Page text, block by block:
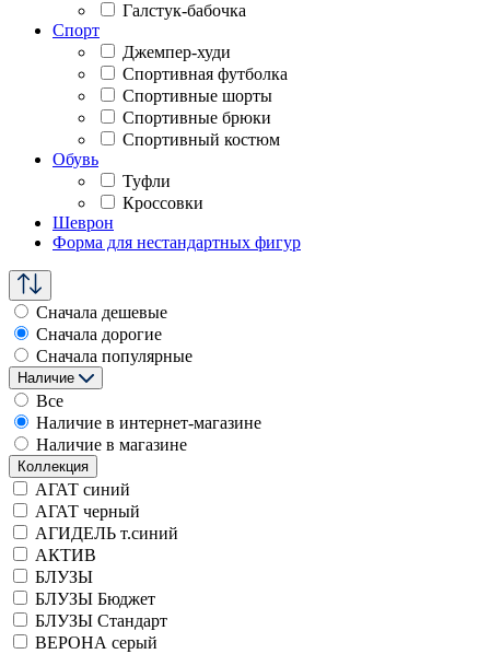
Галстук-бабочка
Спорт
Джемпер-худи
Спортивная футболка
Спортивные шорты
Спортивные брюки
Спортивный костюм
Обувь
Туфли
Кроссовки
Шеврон
Форма для нестандартных фигур
Сначала дешевые
Сначала дорогие
Сначала популярные
Наличие
Все
Наличие в интернет-магазине
Наличие в магазине
Коллекция
АГАТ синий
АГАТ черный
АГИДЕЛЬ т.синий
АКТИВ
БЛУЗЫ
БЛУЗЫ Бюджет
БЛУЗЫ Стандарт
ВЕРОНА серый